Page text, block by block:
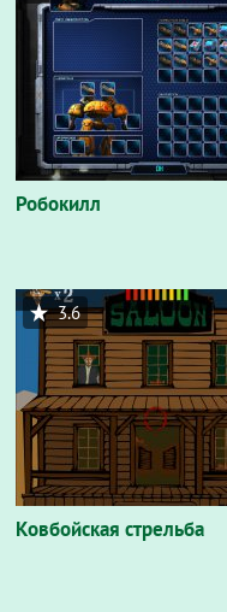
Робокилл
Ковбойская стрельба
3.6